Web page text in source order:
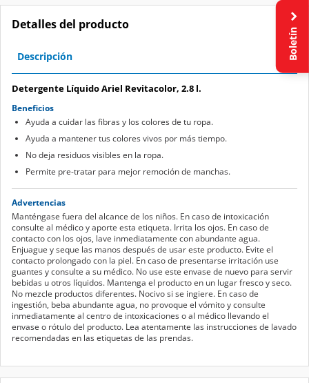
Detalles del producto
Descripción
Detergente Líquido Ariel Revitacolor, 2.8 l.
Beneficios
Ayuda a cuidar las fibras y los colores de tu ropa.
Ayuda a mantener tus colores vivos por más tiempo.
No deja residuos visibles en la ropa.
Permite pre-tratar para mejor remoción de manchas.
Advertencias
Manténgase fuera del alcance de los niños. En caso de intoxicación
consulte al médico y aporte esta etiqueta. Irrita los ojos. En caso de
contacto con los ojos, lave inmediatamente con abundante agua.
Enjuague y seque las manos después de usar este producto. Evite el
contacto prolongado con la piel. En caso de presentarse irritación use
guantes y consulte a su médico. No use este envase de nuevo para servir
bebidas u otros líquidos. Mantenga el producto en un lugar fresco y seco.
No mezcle productos diferentes. Nocivo si se ingiere. En caso de
ingestión, beba abundante agua, no provoque el vómito y consulte
inmediatamente al centro de intoxicaciones o al médico llevando el
envase o rótulo del producto. Lea atentamente las instrucciones de lavado
recomendadas en las etiquetas de las prendas.
Boletín